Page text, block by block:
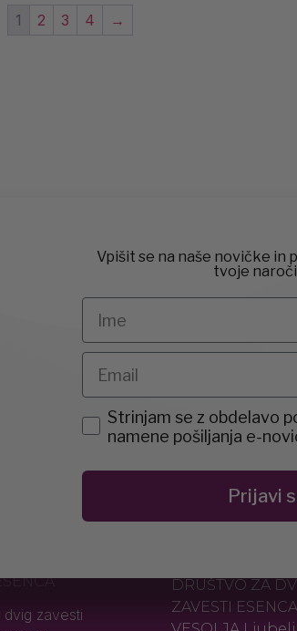
1 2 3 4 →
Vpišit se na naše novičke in
tvoje
Ime
Email
agreement
Strinjam se z obdelavo
namene pošiljanja e-
Prijavi
dvig zavesti
DRUŠTVO ZA
ZAVESTI ESENCA